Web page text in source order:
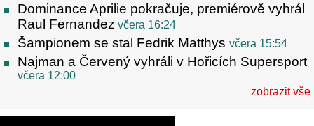
Dominance Aprilie pokračuje, premiérově vyhrál
Raul Fernandez včera 16:24
Šampionem se stal Fedrik Matthys včera 15:54
Najman a Červený vyhráli v Hořicích Supersport
včera 12:00
zobrazit vše